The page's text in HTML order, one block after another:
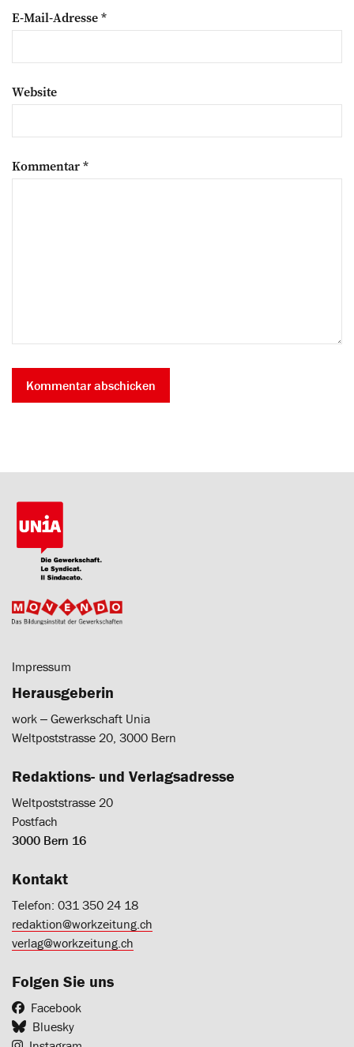
E-Mail-Adresse*
Website
Kommentar*
Impressum
Herausgeberin
work ‒ Gewerkschaft Unia
Weltpoststrasse 20, 3000 Bern
Redaktions- und Verlagsadresse
Weltpoststrasse 20
Postfach
3000 Bern 16
Kontakt
Telefon: 031 350 24 18
redaktion@workzeitung.ch
verlag@workzeitung.ch
Folgen Sie uns
Facebook
Bluesky